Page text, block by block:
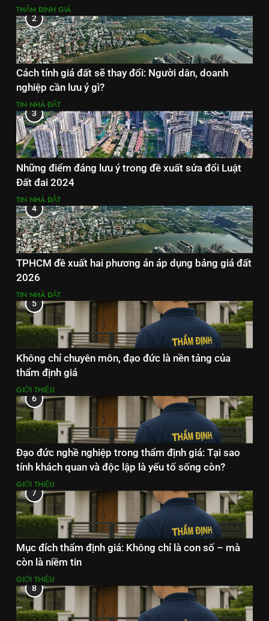
THẨM ĐỊNH GIÁ
2
Cách tính giá đất sẽ thay đổi: Người dân, doanh
nghiệp cần lưu ý gì?
TIN NHÀ ĐẤT
3
Những điểm đáng lưu ý trong đề xuất sửa đổi Luật
Đất đai 2024
TIN NHÀ ĐẤT
4
TPHCM đề xuất hai phương án áp dụng bảng giá đất
2026
TIN NHÀ ĐẤT
5
Không chỉ chuyên môn, đạo đức là nền tảng của
thẩm định giá
GIỚI THIỆU
6
Đạo đức nghề nghiệp trong thẩm định giá: Tại sao
tính khách quan và độc lập là yếu tố sống còn?
GIỚI THIỆU
7
Mục đích thẩm định giá: Không chỉ là con số – mà
còn là niềm tin
GIỚI THIỆU
8